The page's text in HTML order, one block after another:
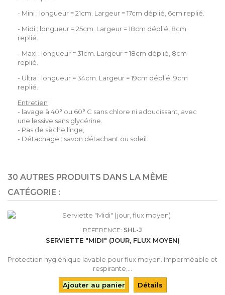
- Mini : longueur = 21cm. Largeur = 17cm déplié, 6cm replié.
- Midi : longueur = 25cm. Largeur = 18cm déplié, 8cm
replié.
- Maxi : longueur = 31cm. Largeur = 18cm déplié, 8cm
replié.
- Ultra : longueur = 34cm. Largeur = 19cm déplié, 9cm
replié.
Entretien :
- lavage à 40° ou 60° C sans chlore ni adoucissant, avec
une lessive sans glycérine.
- Pas de sèche linge,
- Détachage : savon détachant ou soleil.
30 AUTRES PRODUITS DANS LA MÊME
CATÉGORIE :
REFERENCE: SHL-J
SERVIETTE "MIDI" (JOUR, FLUX MOYEN)
Protection hygiénique lavable pour flux moyen. Imperméable et
respirante,...
Ajouter au panier
Détails